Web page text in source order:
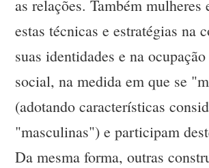
as relações. Também mulheres
estas técnicas e estratégias na
suas identidades e na
social, na medida em que se
(adotando características
"masculinas") e participam
Da mesma forma, outras